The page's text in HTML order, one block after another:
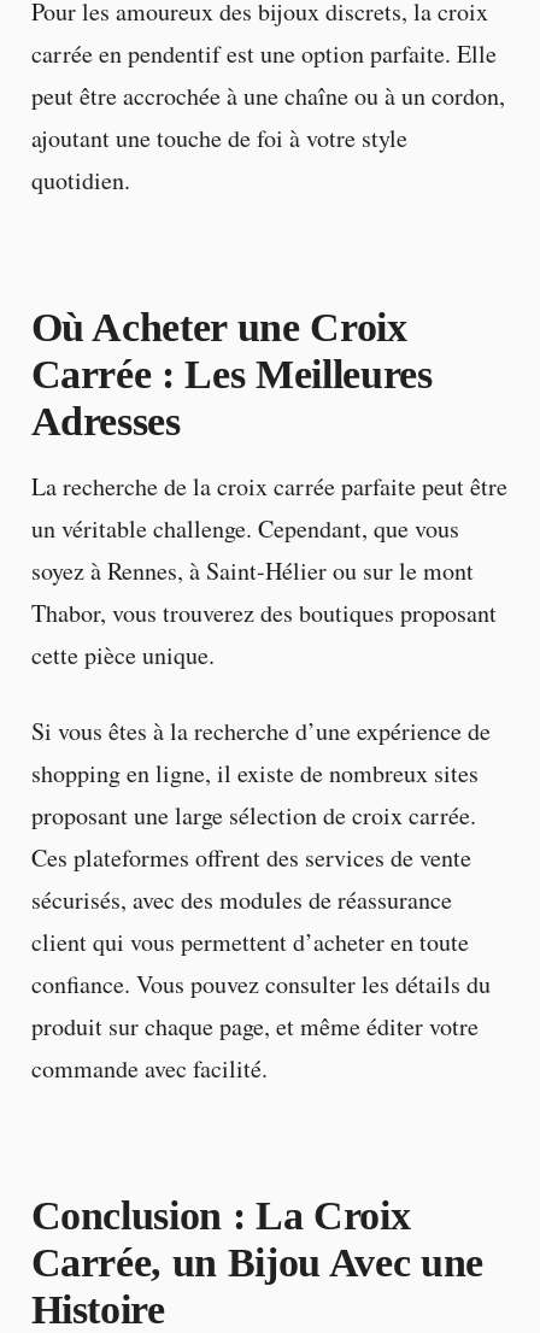
Pour les amoureux des bijoux discrets, la croix
carrée en pendentif est une option parfaite. Elle
peut être accrochée à une chaîne ou à un cordon,
ajoutant une touche de foi à votre style
quotidien.
Où Acheter une Croix
Carrée : Les Meilleures
Adresses
La recherche de la croix carrée parfaite peut être
un véritable challenge. Cependant, que vous
soyez à Rennes, à Saint-Hélier ou sur le mont
Thabor, vous trouverez des boutiques proposant
cette pièce unique.
Si vous êtes à la recherche d’une expérience de
shopping en ligne, il existe de nombreux sites
proposant une large sélection de croix carrée.
Ces plateformes offrent des services de vente
sécurisés, avec des modules de réassurance
client qui vous permettent d’acheter en toute
confiance. Vous pouvez consulter les détails du
produit sur chaque page, et même éditer votre
commande avec facilité.
Conclusion : La Croix
Carrée, un Bijou Avec une
Histoire